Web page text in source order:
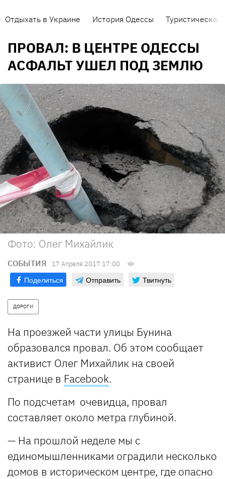
Отдыхать в Украине История Одессы Туристическая
ПРОВАЛ: В ЦЕНТРЕ ОДЕССЫ
АСФАЛЬТ УШЕЛ ПОД ЗЕМЛЮ
Фото: Олег Михайлик
СОБЫТИЯ 17 Апреля 2017 17:00
Поделиться Отправить Твитнуть
ДОРОГИ
На проезжей части улицы Бунина
образовался провал. Об этом сообщает
активист Олег Михайлик на своей
странице в Facebook.
По подсчетам очевидца, провал
составляет около метра глубиной.
— На прошлой неделе мы с
единомышленниками оградили несколько
домов в историческом центре, где опасно